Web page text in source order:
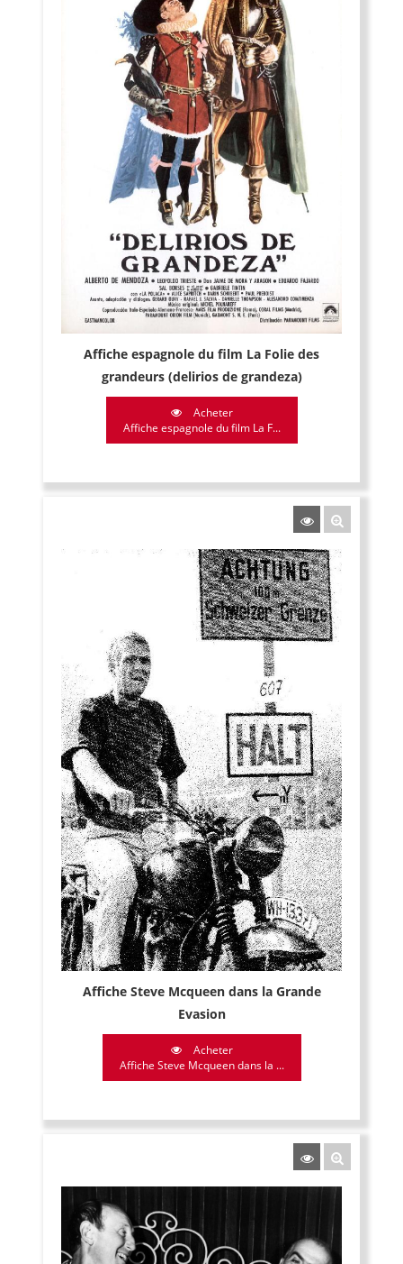
Affiche espagnole du film La Folie des
grandeurs (delirios de grandeza)
Acheter
Affiche espagnole du film La F...
Affiche Steve Mcqueen dans la Grande
Evasion
Acheter
Affiche Steve Mcqueen dans la ...